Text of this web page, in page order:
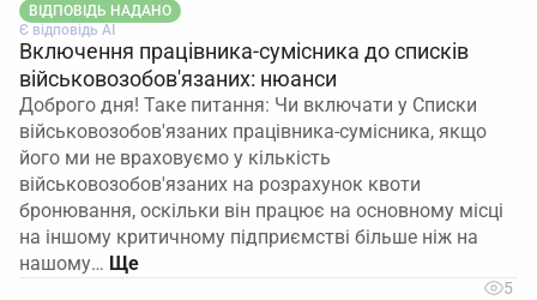
ВІДПОВІДЬ НАДАНО
Є відповідь АІ
Включення працівника-сумісника до списків
військовозобов'язаних: нюанси
Доброго дня! Таке питання: Чи включати у Списки
військовозобов'язаних працівника-сумісника, якщо
його ми не враховуємо у кількість
військовозобов'язаних на розрахунок квоти
бронювання, оскільки він працює на основному місці
на іншому критичному підприємстві більше ніж на
нашому…
5